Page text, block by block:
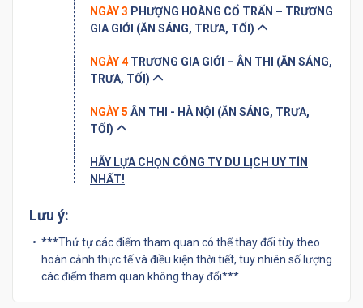
NGÀY 3 PHƯỢNG HOÀNG CỔ TRẤN – TRƯƠNG
GIA GIỚI (ĂN SÁNG, TRƯA, TỐI)
NGÀY 4TRƯƠNG GIA GIỚI – ÂN THI (ĂN SÁNG,
TRƯA, TỐI)
NGÀY 5 ÂN THI - HÀ NỘI (ĂN SÁNG, TRƯA,
TỐI)
HÃY LỰA CHỌN CÔNG TY DU LỊCH UY TÍN
NHẤT!
Lưu ý:
***Thứ tự các điểm tham quan có thể thay đổi tùy theo
hoàn cảnh thực tế và điều kiện thời tiết, tuy nhiên số lượng
các điểm tham quan không thay đổi***